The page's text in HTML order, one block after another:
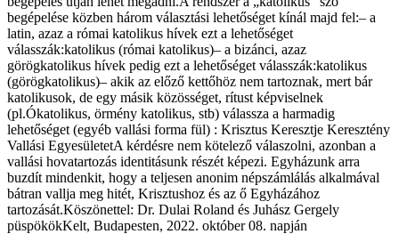
begépelése közben három választási lehetőséget kínál majd fel:– a
latin, azaz a római katolikus hívek ezt a lehetőséget
válasszák:katolikus (római katolikus)– a bizánci, azaz
görögkatolikus hívek pedig ezt a lehetőséget válasszák:katolikus
(görögkatolikus)– akik az előző kettőhöz nem tartoznak, mert bár
katolikusok, de egy másik közösséget, rítust képviselnek
(pl.Ókatolikus, örmény katolikus, stb) válassza a harmadig
lehetőséget (egyéb vallási forma fül) : Krisztus Keresztje Keresztény
Vallási EgyesületetA kérdésre nem kötelező válaszolni, azonban a
vallási hovatartozás identitásunk részét képezi. Egyházunk arra
buzdít mindenkit, hogy a teljesen anonim népszámlálás alkalmával
bátran vallja meg hitét, Krisztushoz és az ő Egyházához
tartozását.Köszönettel: Dr. Dulai Roland és Juhász Gergely
püspökökKelt, Budapesten, 2022. október 08. napján